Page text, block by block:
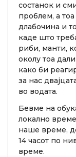
состанок и
проблем, а
длабочина и
каде што
риби, манти,
околу тоа
како би
за нас
во водата.
Бевме на
локално
наше време,
14 часот по
време.